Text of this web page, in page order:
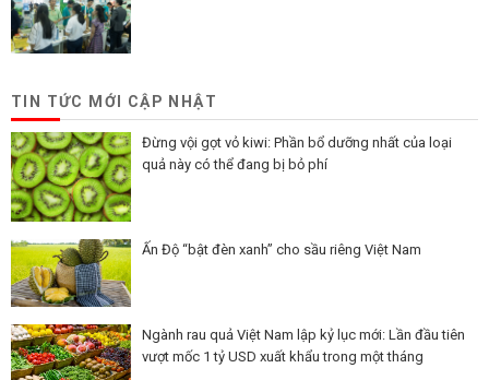
TIN TỨC MỚI CẬP NHẬT
Đừng vội gọt vỏ kiwi: Phần bổ dưỡng nhất của loại
quả này có thể đang bị bỏ phí
Ấn Độ “bật đèn xanh” cho sầu riêng Việt Nam
Ngành rau quả Việt Nam lập kỷ lục mới: Lần đầu tiên
vượt mốc 1 tỷ USD xuất khẩu trong một tháng